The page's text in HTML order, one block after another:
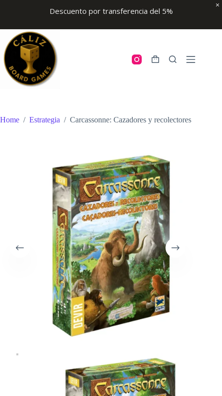
Descuento por transferencia del 5%
content
Shopping
Home / Estrategia / Carcassonne: Cazadores y recolectores